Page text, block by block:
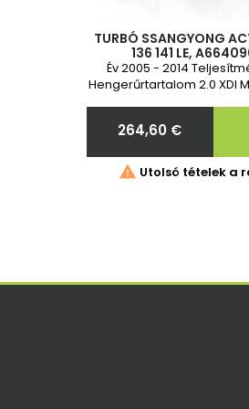
TURBÓ SSANGYONG
136 141 LE,
A664090078080,
A664090088080,
Év 2005 - 2014
Hengerűrtartalom 2.0 XDI
Ár
264,60 €
 Utolsó tételek a